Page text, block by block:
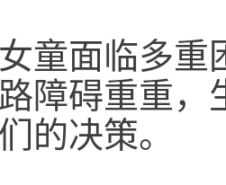
童面临多
障碍重重
的决策。